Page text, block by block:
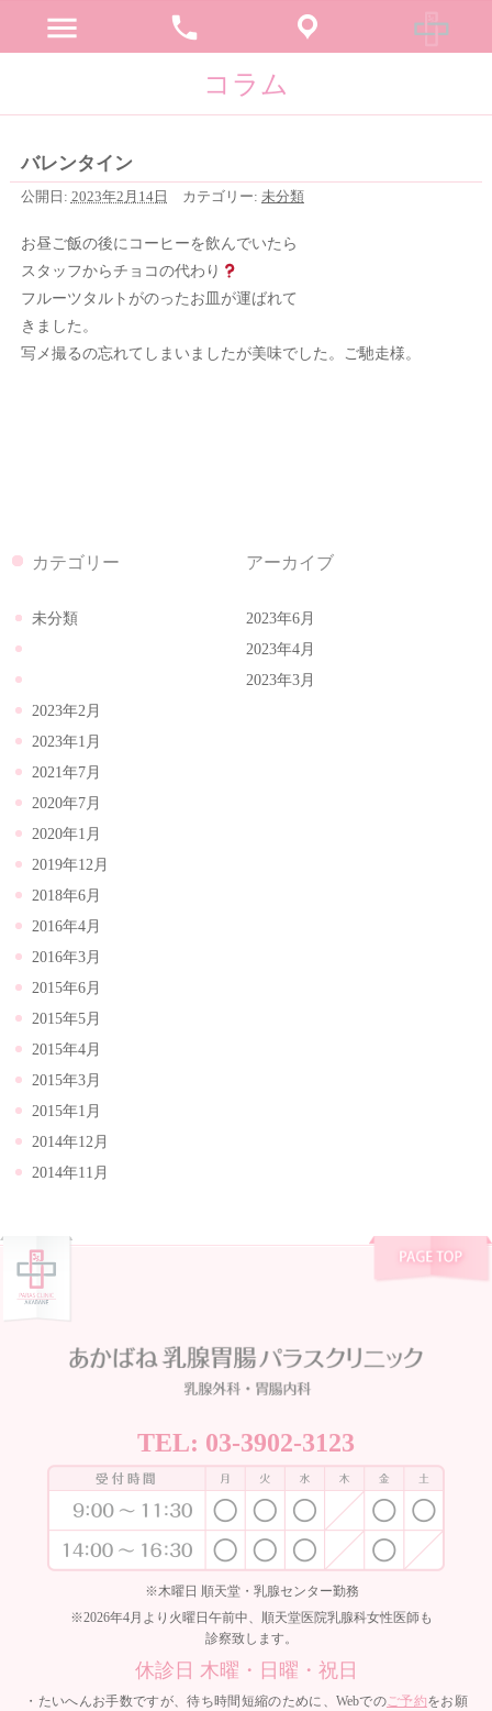
menu phone
コラム
バレンタイン
公開日: 2023年2月14日 カテゴリー: 未分類
お昼ご飯の後にコーヒーを飲んでいたら
スタッフからチョコの代わり
フルーツタルトがのったお皿が運ばれて
きました。
写メ撮るの忘れてしまいましたが美味でした。ご馳走様。
カテゴリー
未分類
アーカイブ
2023年6月
2023年4月
2023年3月
2023年2月
2023年1月
2021年7月
2020年7月
2020年1月
2019年12月
2018年6月
2016年4月
2016年3月
2015年6月
2015年5月
2015年4月
2015年3月
2015年1月
2014年12月
2014年11月
TEL: 03-3902-3123
※木曜日 順天堂・乳腺センター勤務
※2026年4月より火曜日午前中、順天堂医院乳腺科女性医師も
診察致します。
休診日 木曜・日曜・祝日
・たいへんお手数ですが、待ち時間短縮のために、Webでのご予約をお願